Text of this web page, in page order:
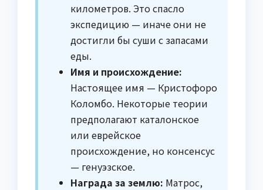
километров. Это спасло
экспедицию — иначе они не
достигли бы суши с запасами
еды.
Имя и происхождение:
Настоящее имя — Кристофоро
Коломбо. Некоторые теории
предполагают каталонское
или еврейское
происхождение, но консенсус
— генуэзское.
Награда за землю: Матрос,